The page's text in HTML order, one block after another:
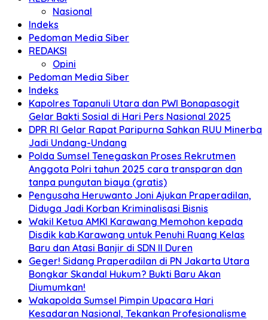
Nasional
Indeks
Pedoman Media Siber
REDAKSI
Opini
Pedoman Media Siber
Indeks
Kapolres Tapanuli Utara dan PWI Bonapasogit
Gelar Bakti Sosial di Hari Pers Nasional 2025
DPR RI Gelar Rapat Paripurna Sahkan RUU Minerba
Jadi Undang-Undang
Polda Sumsel Tenegaskan Proses Rekrutmen
Anggota Polri tahun 2025 cara transparan dan
tanpa pungutan biaya (gratis)
Pengusaha Heruwanto Joni Ajukan Praperadilan,
Diduga Jadi Korban Kriminalisasi Bisnis
Wakil Ketua AMKI Karawang Memohon kepada
Disdik kab.Karawang untuk Penuhi Ruang Kelas
Baru dan Atasi Banjir di SDN II Duren
Geger! Sidang Praperadilan di PN Jakarta Utara
Bongkar Skandal Hukum? Bukti Baru Akan
Diumumkan!
Wakapolda Sumsel Pimpin Upacara Hari
Kesadaran Nasional, Tekankan Profesionalisme